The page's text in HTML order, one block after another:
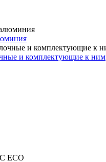
и комплектующие к ним